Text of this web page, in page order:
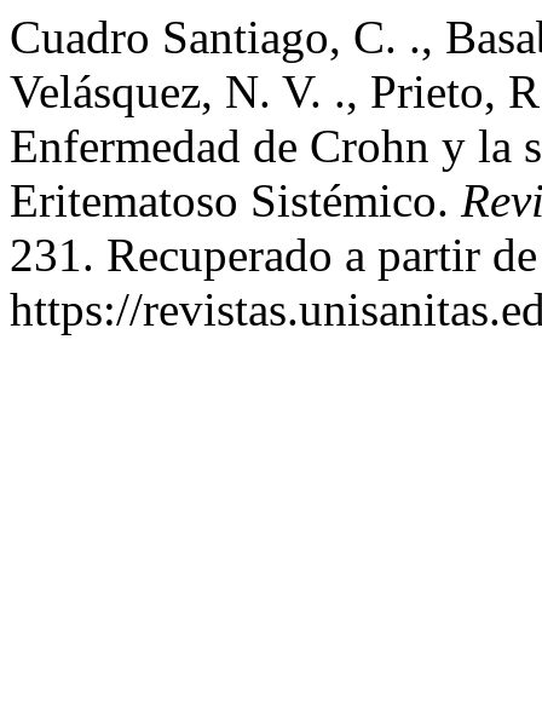
Cuadro Santiago, C. .,
Velásquez, N. V. ., Prieto,
Enfermedad de Crohn y la
Eritematoso Sistémico.
231. Recuperado a partir de
https://